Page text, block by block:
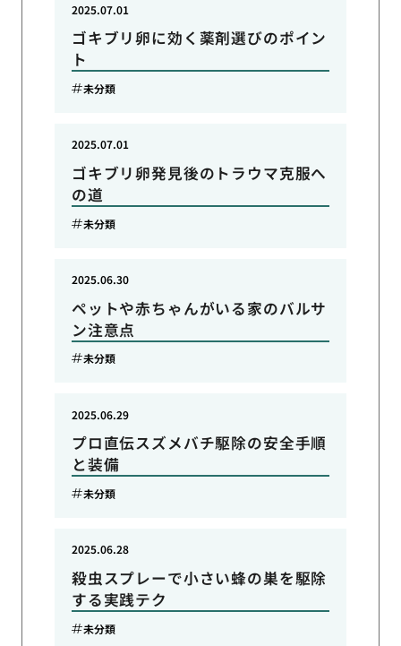
ゴキブリ卵に効く薬剤選びのポイン
ト
2025.07.01
未分類
ゴキブリ卵発見後のトラウマ克服へ
の道
2025.07.01
未分類
ペットや赤ちゃんがいる家のバルサ
ン注意点
2025.06.30
未分類
プロ直伝スズメバチ駆除の安全手順
と装備
2025.06.29
未分類
殺虫スプレーで小さい蜂の巣を駆除
する実践テク
2025.06.28
未分類